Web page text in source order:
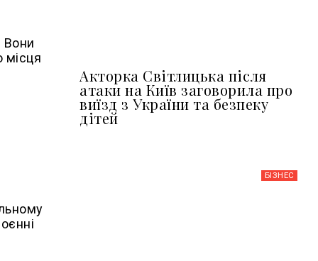
Вони
місця
Акторка Світлицька після
атаки на Київ заговорила про
виїзд з України та безпеку
дітей
БІЗНЕС